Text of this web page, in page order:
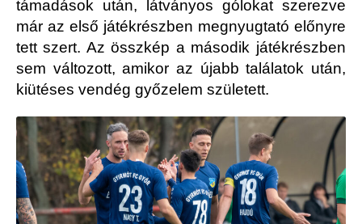
támadások után, látványos gólokat szerezve
már az első játékrészben megnyugtató előnyre
tett szert. Az összkép a második játékrészben
sem változott, amikor az újabb találatok után,
kiütéses vendég győzelem született.